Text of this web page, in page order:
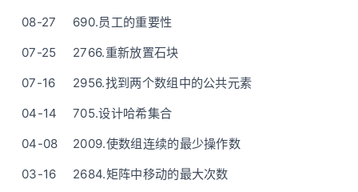
08-27
690.员工的重要性
07-25
2766.重新放置石块
07-16
2956.找到两个数组中的公共元素
04-14
705.设计哈希集合
04-08
2009.使数组连续的最少操作数
03-16
2684.矩阵中移动的最大次数